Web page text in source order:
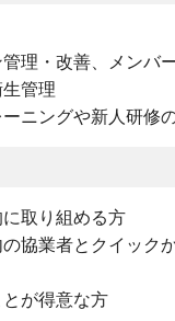
理・改善、メンバー
管理
ニングや新人研修の
に取り組める方
協業者とクイック
とが得意な方